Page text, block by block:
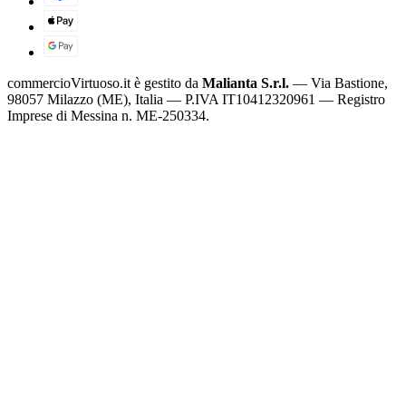
commercioVirtuoso.it è gestito da Malianta S.r.l. — Via Bastione,
98057 Milazzo (ME), Italia — P.IVA IT10412320961 — Registro
Imprese di Messina n. ME-250334.